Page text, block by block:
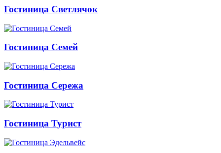
Гостиница Светлячок
Гостиница Семей
Гостиница Сережа
Гостиница Турист